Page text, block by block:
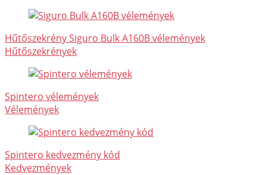
Hűtőszekrény Siguro Bulk A160B vélemények
Hűtőszekrények
Spintero vélemények
Vélemények
Spintero kedvezmény kód
Kedvezmények